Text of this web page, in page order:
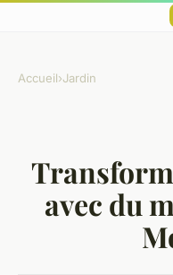
Accueil›Jardin
avec du